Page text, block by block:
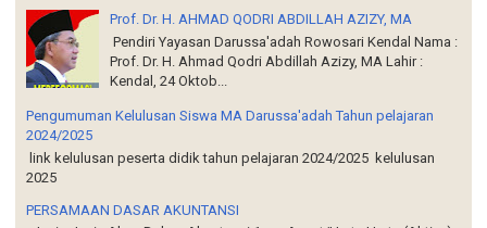
Prof. Dr. H. AHMAD QODRI ABDILLAH AZIZY, MA
Pendiri Yayasan Darussa'adah Rowosari Kendal Nama :
Prof. Dr. H. Ahmad Qodri Abdillah Azizy, MA Lahir :
Kendal, 24 Oktob...
Pengumuman Kelulusan Siswa MA Darussa'adah Tahun pelajaran
2024/2025
link kelulusan peserta didik tahun pelajaran 2024/2025 kelulusan
2025
PERSAMAAN DASAR AKUNTANSI